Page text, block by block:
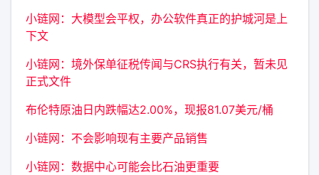
小链网：大模型会平权，办公软件真正的护城河是上
下文
小链网：境外保单征税传闻与CRS执行有关，暂未见
正式文件
布伦特原油日内跌幅达2.00%，现报81.07美元/桶
小链网：不会影响现有主要产品销售
小链网：数据中心可能会比石油更重要